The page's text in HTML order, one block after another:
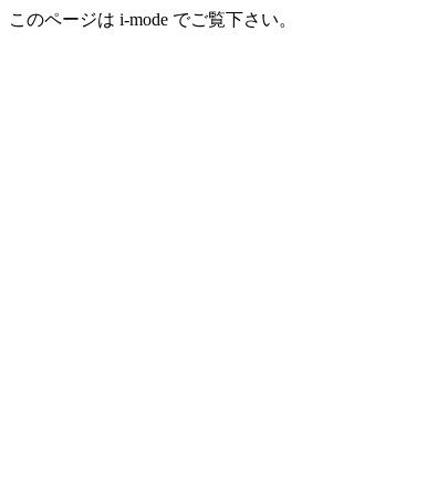
このページは i-mode でご覧下さい。